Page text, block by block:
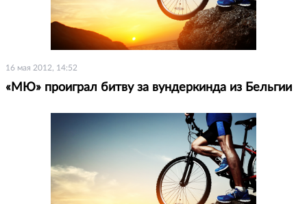
16 мая 2012, 14:52
«МЮ» проиграл битву за вундеркинда из Бельгии